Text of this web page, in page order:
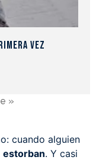
vez
»
cuando alguien
estorban. Y casi